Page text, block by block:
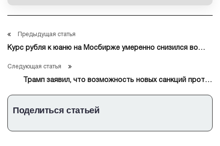
Предыдущая статья
Курс рубля к юаню на Мосбирже умеренно снизился во
Следующая статья
Трамп заявил, что возможность новых санкций против
Поделиться статьей